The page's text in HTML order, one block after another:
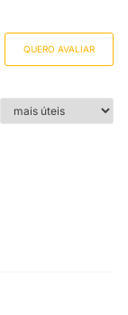
QUERO AVALIAR